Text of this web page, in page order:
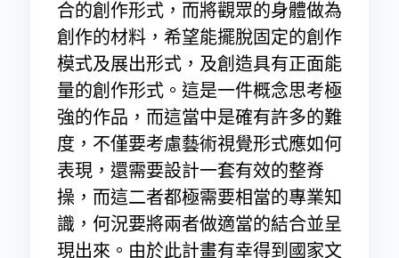
合的創作形式，而將觀眾的身體做為
創作的材料，希望能擺脫固定的創作
模式及展出形式，及創造具有正面能
量的創作形式。這是一件概念思考極
強的作品，而這當中是確有許多的難
度，不僅要考慮藝術視覺形式應如何
表現，還需要設計一套有效的整脊
操，而這二者都極需要相當的專業知
識，何況要將兩者做適當的結合並呈
現出來。由於此計畫有幸得到國家文